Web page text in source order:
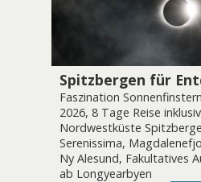
Spitzbergen für
Faszination
2026, 8 Tage Reise
Nordwestküste
Serenissima,
Ny Alesund, Fakultatives
ab Longyearbyen